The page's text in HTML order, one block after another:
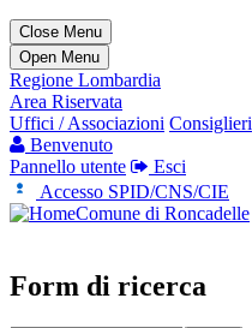
Close Menu
Open Menu
Regione Lombardia
Area Riservata
Uffici / Associazioni Consiglieri
Benvenuto
Pannello utente
Esci
Accesso SPID/CNS/CIE
Comune di Roncadelle
Form di ricerca